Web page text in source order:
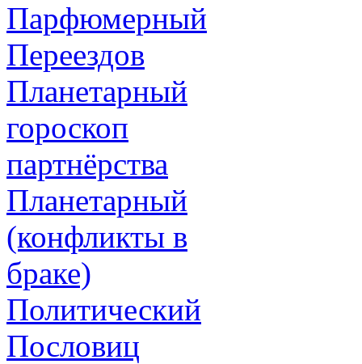
Парфюмерный
Переездов
Планетарный
гороскоп
партнёрства
Планетарный
(конфликты в
браке)
Политический
Пословиц